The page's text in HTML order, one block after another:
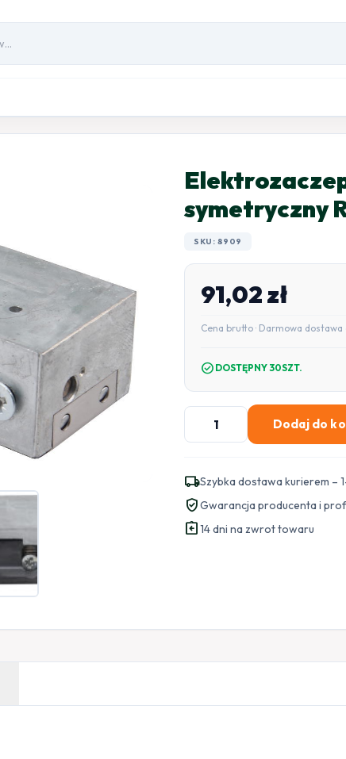
symetryczny
SKU: 8909
91,02zł
Cena brutto · Darmowa
check_circle DOSTĘPNY 30SZT.
ilość
Elektrozaczep
Vidos
12VDC
symetryczny
R5
Dodaj do
local_shippingSzybka dostawa kurierem –
verified_userGwarancja producenta i
assignment_return14 dni na zwrot towaru